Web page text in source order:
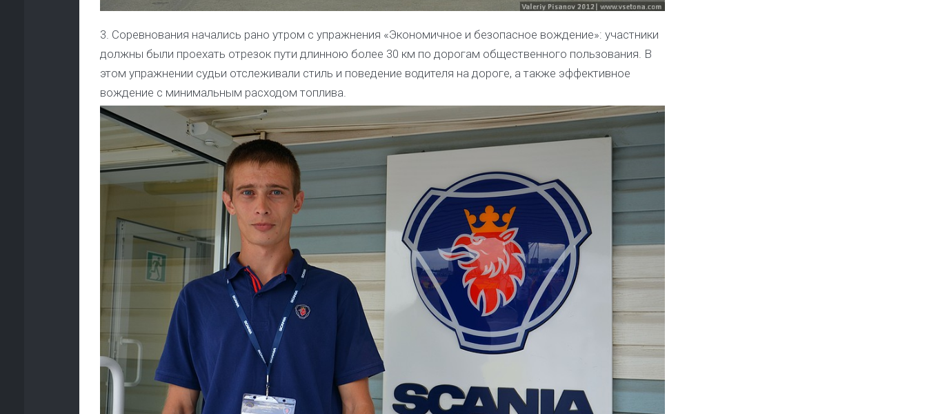
3. Соревнования начались рано утром с упражнения «Экономичное и безопасное вождение»: участники
должны были проехать отрезок пути длинною более 30 км по дорогам общественного пользования. В
этом упражнении судьи отслеживали стиль и поведение водителя на дороге, а также эффективное
вождение с минимальным расходом топлива.